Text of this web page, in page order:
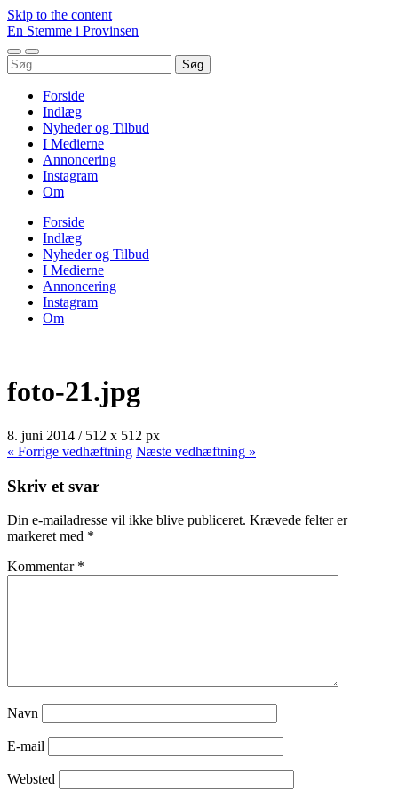
Skip to the content
En Stemme i Provinsen
Toggle
mobile
Toggle
search
Søg
efter:
Forside
Indlæg
Nyheder og Tilbud
I Medierne
Annoncering
Instagram
Om
Forside
Indlæg
Nyheder og Tilbud
I Medierne
Annoncering
Instagram
Om
foto-21.jpg
8. juni 2014 / 512 x 512 px
« Forrige vedhæftning Næste vedhæftning »
Skriv et svar
Din e-mailadresse vil ikke blive publiceret. Krævede felter er
markeret med *
Kommentar *
Navn
E-mail
Websted